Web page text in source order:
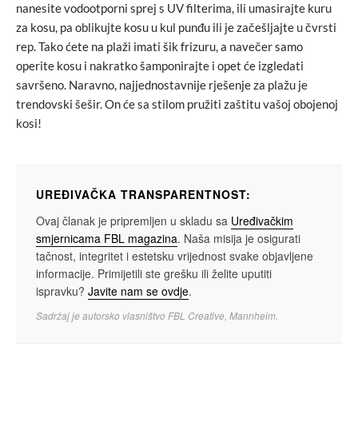
nanesite vodootporni sprej s UV filterima, ili umasirajte kuru
za kosu, pa oblikujte kosu u kul punđu ili je začešljajte u čvrsti
rep. Tako ćete na plaži imati šik frizuru, a navečer samo
operite kosu i nakratko šamponirajte i opet će izgledati
savršeno. Naravno, najjednostavnije rješenje za plažu je
trendovski šešir. On će sa stilom pružiti zaštitu vašoj obojenoj
kosi!
UREĐIVAČKA TRANSPARENTNOST:
Ovaj članak je pripremljen u skladu sa Uređivačkim
smjernicama FBL magazina. Naša misija je osigurati
tačnost, integritet i estetsku vrijednost svake objavljene
informacije. Primijetili ste grešku ili želite uputiti
ispravku? Javite nam se ovdje.
Sadržaj je autorsko vlasništvo FBL Creative, Mannheim.